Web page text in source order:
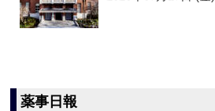
薬事日報